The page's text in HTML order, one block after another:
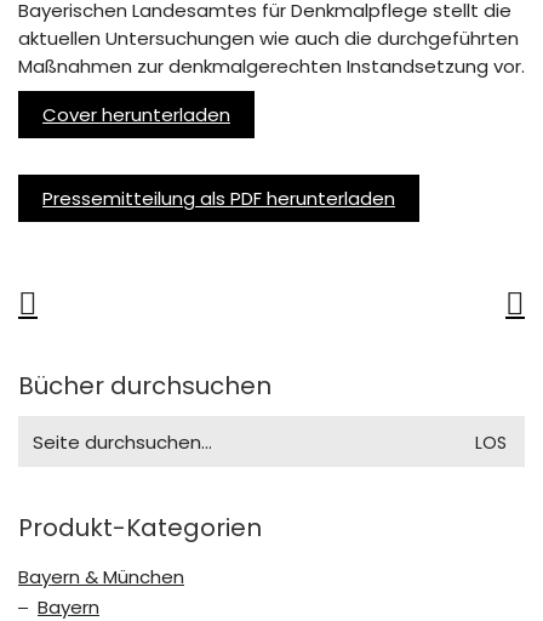
Bayerischen Landesamtes für Denkmalpflege stellt die
aktuellen Untersuchungen wie auch die durchgeführten
Maßnahmen zur denkmalgerechten Instandsetzung vor.
Cover herunterladen
Pressemitteilung als PDF herunterladen
Bücher durchsuchen
for:
Produkt-Kategorien
Bayern & München
Bayern